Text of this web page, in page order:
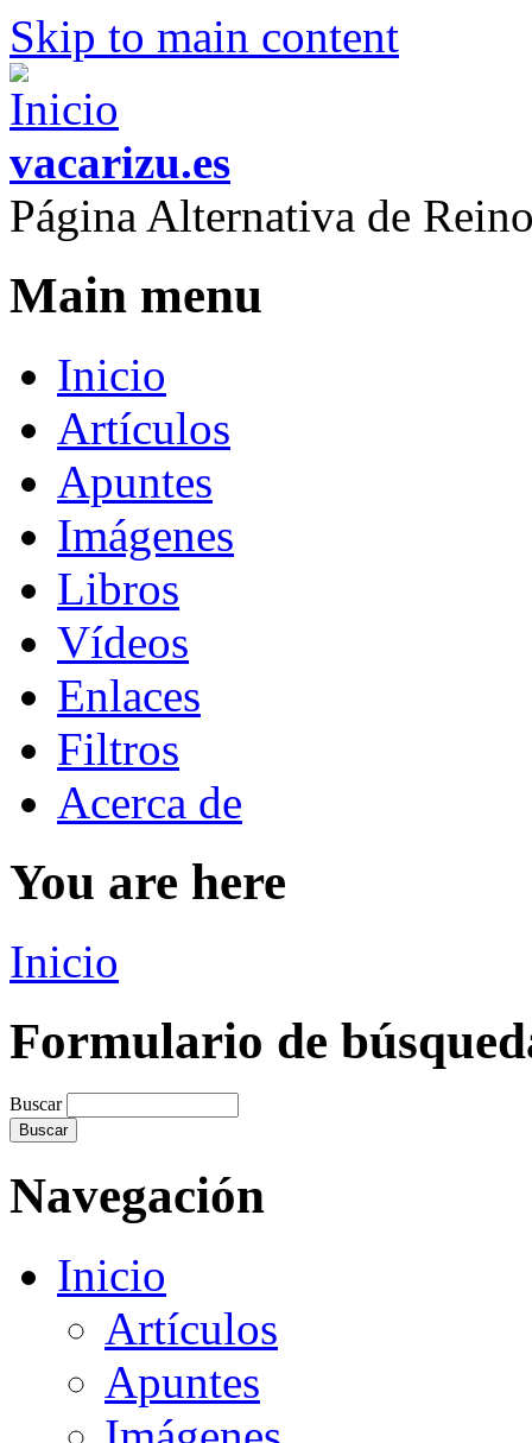
Skip to main content
vacarizu.es
Página Alternativa de
Main menu
Inicio
Artículos
Apuntes
Imágenes
Libros
Vídeos
Enlaces
Filtros
Acerca de
You are here
Inicio
Formulario de
Buscar
Navegación
Inicio
Artículos
Apuntes